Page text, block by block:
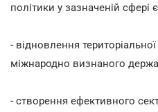
політики у зазначеній сфері
- відновлення територіальної
міжнародно визнаного
- створення ефективного